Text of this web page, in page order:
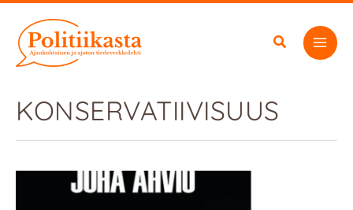
sisältöön
KONSERVATIIVISUUS